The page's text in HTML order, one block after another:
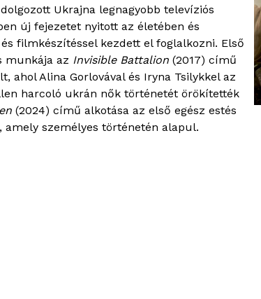
Ukrajna legnagyobb televíziós
új fejezetet nyitott az életében és
filmkészítéssel kezdett el foglalkozni. Első
munkája az Invisible Battalion(2017) című
ahol Alina Gorlovával és Iryna Tsilykkel az
harcoló ukrán nők történetét örökítették
(2024) című alkotása az első egész estés
személyes történetén alapul.